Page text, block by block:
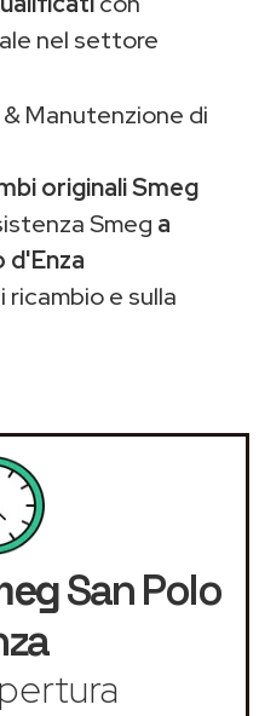
nel settore
Manutenzione di
originali Smeg
Smeg a
d'Enza
ricambio e sulla
San Polo